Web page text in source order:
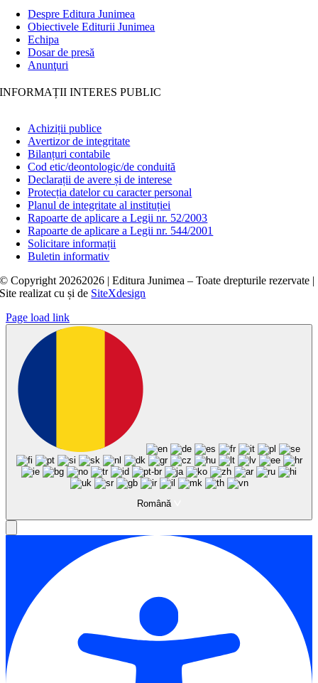
Despre Editura Junimea
Obiectivele Editurii Junimea
Echipa
Dosar de presă
Anunţuri
INFORMAȚII INTERES PUBLIC
Achiziții publice
Avertizor de integritate
Bilanțuri contabile
Cod etic/deontologic/de conduită
Declarații de avere și de interese
Protecția datelor cu caracter personal
Planul de integritate al instituției
Rapoarte de aplicare a Legii nr. 52/2003
Rapoarte de aplicare a Legii nr. 544/2001
Solicitare informații
Buletin informativ
© Copyright 20262026 | Editura Junimea – Toate drepturile rezervate |
Site realizat cușide SiteXdesign
Page load link
Română